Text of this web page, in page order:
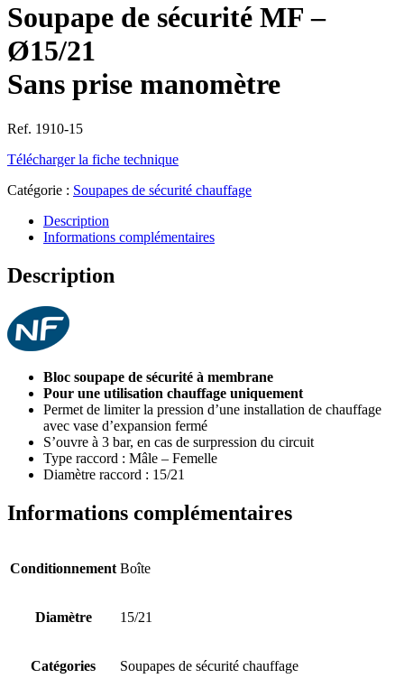
Soupape de sécurité MF –
Ø15/21
Sans prise manomètre
Ref. 1910-15
Télécharger la fiche technique
Catégorie : Soupapes de sécurité chauffage
Description
Informations complémentaires
Description
Bloc soupape de sécurité à membrane
Pour une utilisation chauffage uniquement
Permet de limiter la pression d’une installation de chauffage
avec vase d’expansion fermé
S’ouvre à 3 bar, en cas de surpression du circuit
Type raccord : Mâle – Femelle
Diamètre raccord : 15/21
Informations complémentaires
Conditionnement Boîte
Diamètre 15/21
Catégories Soupapes de sécurité chauffage